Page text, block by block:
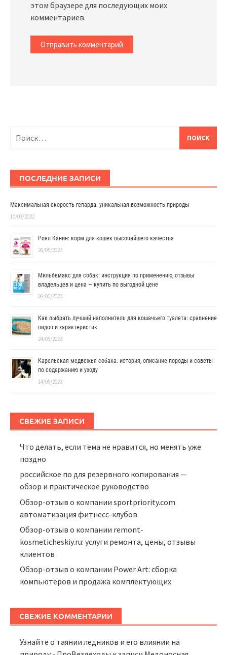
этом браузере для последующих моих
комментариев.
ПОСЛЕДНИЕ ЗАПИСИ
Максимальная скорость гепарда: уникальная возможность природы
10/03/2022
Роял Канин: корм для кошек высочайшего качества
26/05/2023
Мильбемакс для собак: инструкция по применению, отзывы
владельцев и цена — купить по выгодной цене
09/06/2023
Как выбрать лучший наполнитель для кошачьего туалета: сравнение
видов и характеристик
24/05/2023
Карельская медвежья собака: история, описание породы и советы
по содержанию и уходу
14/05/2023
СВЕЖИЕ ЗАПИСИ
Что делать, если тема не нравится, но менять уже
поздно
российское по для резервного копирования —
обзор и практическое руководство
Обзор-отзыв о компании sportpriority.com
автоматизация фитнесс-клубов
Обзор-отзыв о компании remont-
kosmeticheskiy.ru: услуги ремонта, цены, отзывы
клиентов
Обзор-отзыв о компании Power Art: сборка
компьютеров и продажа комплектующих
СВЕЖИЕ КОММЕНТАРИИ
Узнайте о таянии ледников и его влиянии на